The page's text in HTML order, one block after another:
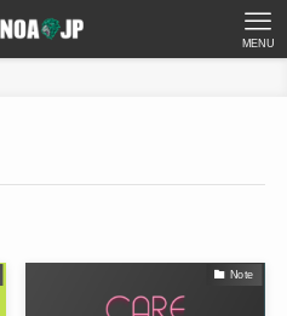
MENU
Note